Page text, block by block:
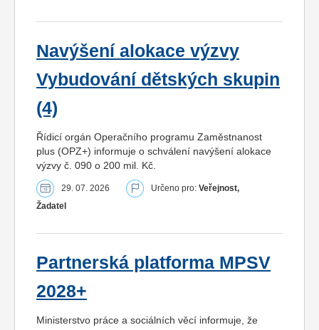
Navýšení alokace výzvy
Vybudování dětských skupin
(4)
Řídicí orgán Operačního programu Zaměstnanost
plus (OPZ+) informuje o schválení navýšení alokace
výzvy č. 090 o 200 mil. Kč.
29. 07. 2026 Určeno pro: Veřejnost,
Žadatel
Partnerská platforma MPSV
2028+
Ministerstvo práce a sociálních věcí informuje, že